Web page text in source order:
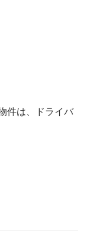
件は、ドライバ